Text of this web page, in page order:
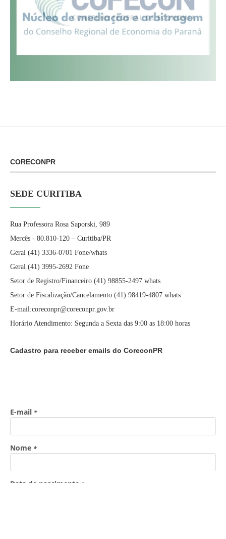
CORECONPR
SEDE CURITIBA
Rua Professora Rosa Saporski, 989
Mercês - 80.810-120 – Curitiba/PR
Geral (41) 3336-0701 Fone/whats
Geral (41) 3995-2692 Fone
Setor de Registro/Financeiro (41) 98855-2497 whats
Setor de Fiscalização/Cancelamento (41) 98419-4807 whats
E-mail:coreconpr@coreconpr.gov.br
Horário Atendimento: Segunda a Sexta das 9:00 as 18:00 horas
Cadastro para receber emails do CoreconPR